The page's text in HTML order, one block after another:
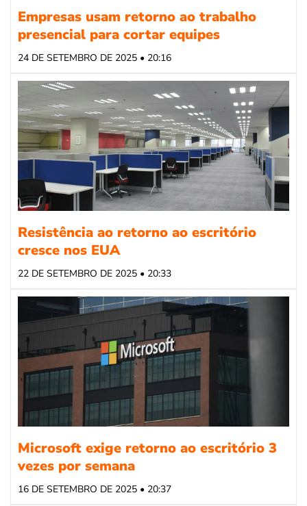
Empresas usam retorno ao trabalho
presencial para cortar equipes
24 DE SETEMBRO DE 2025 • 20:16
Resistência ao retorno ao escritório
cresce nos EUA
22 DE SETEMBRO DE 2025 • 20:33
Microsoft exige retorno ao escritório 3
vezes por semana
16 DE SETEMBRO DE 2025 • 20:37